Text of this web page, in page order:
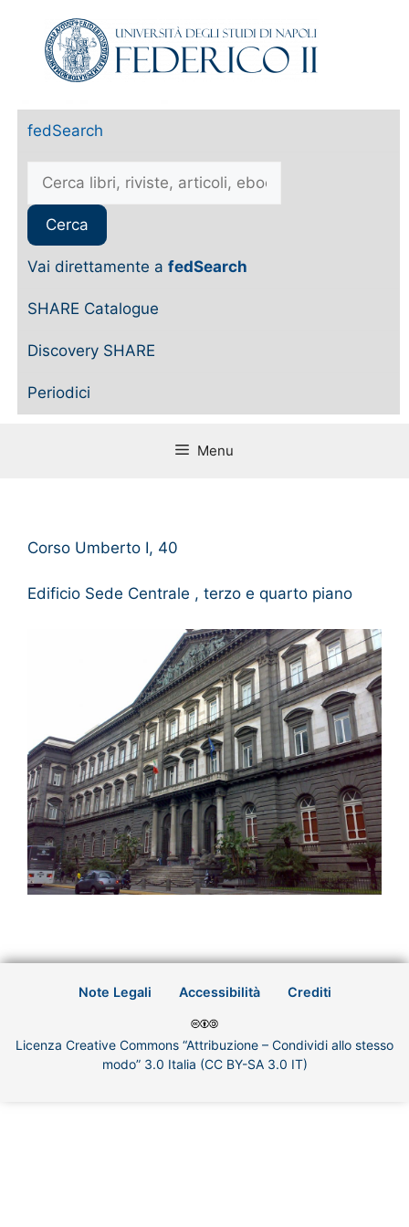
fedSearch
Vai direttamente a fedSearch
SHARE Catalogue
Discovery SHARE
Periodici
Menu
Corso Umberto I, 40
Edificio Sede Centrale , terzo e quarto piano
Note Legali Accessibilità Crediti
Licenza Creative Commons “Attribuzione – Condividi allo stesso
modo” 3.0 Italia (CC BY-SA 3.0 IT)